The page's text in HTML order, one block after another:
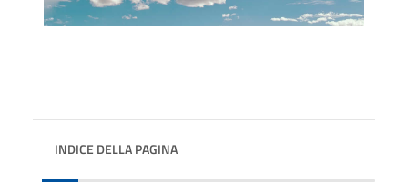
INDICE DELLA PAGINA